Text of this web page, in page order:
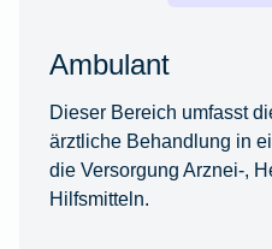
Ambulant
Dieser Bereich umfasst
ärztliche Behandlung in
die Versorgung Arznei-,
Hilfsmitteln.